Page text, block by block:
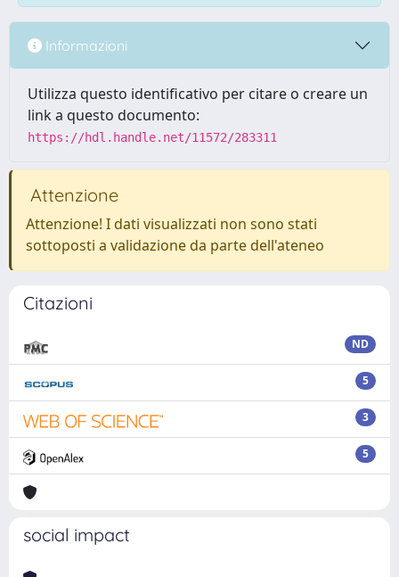
Informazioni
Utilizza questo identificativo per citare o creare un
link a questo documento:
https://hdl.handle.net/11572/283311
Attenzione
Attenzione! I dati visualizzati non sono stati
sottoposti a validazione da parte dell'ateneo
Citazioni
ND
5
3
5
social impact